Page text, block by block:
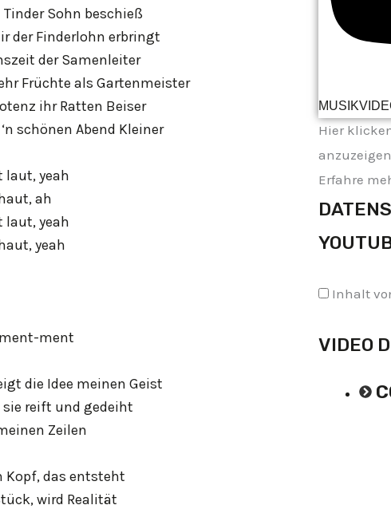
Sohn beschieß
der Finderlohn erbringt
der Samenleiter
Früchte als Gartenmeister
ihr Ratten Beiser
schönen Abend Kleiner
laut, yeah
ah
laut, yeah
yeah
ment
die Idee meinen Geist
reift und gedeiht
Zeilen
Kopf, das entsteht
wird Realität
Hier
Erfahre
Inhalt
VIDEO